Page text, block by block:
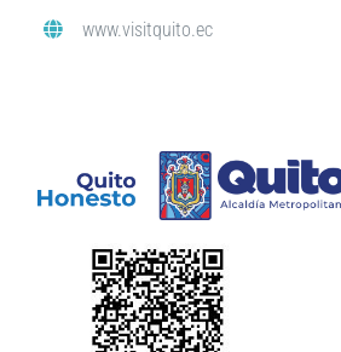
www.visitquito.ec